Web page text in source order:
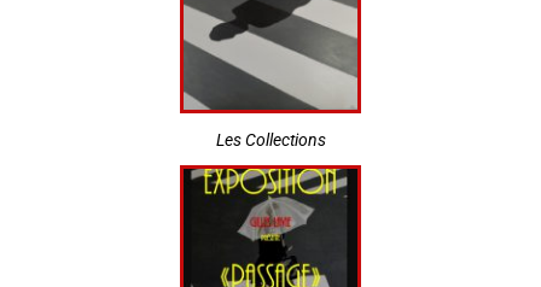
Les Collections